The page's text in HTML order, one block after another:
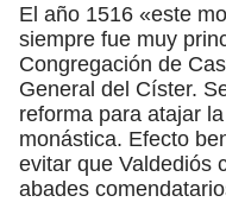
El año 1516 «este
siempre fue muy
Congregación de
General del Císter.
reforma para atajar
monástica. Efecto
evitar que Valdediós
abades